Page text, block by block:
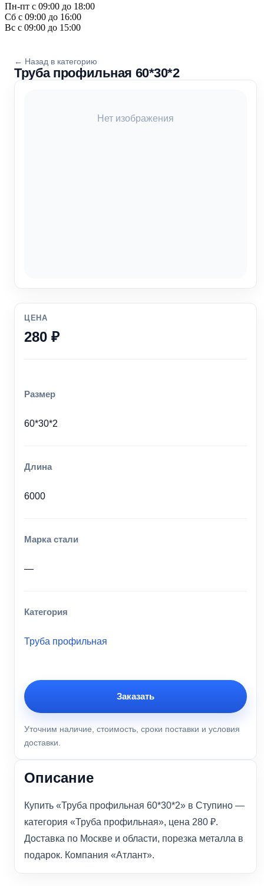
Пн-пт с 09:00 до 18:00
Сб с 09:00 до 16:00
Вс с 09:00 до 15:00
← Назад в категорию
Труба профильная 60*30*2
Нет изображения
ЦЕНА
280 ₽
Размер
60*30*2
Длина
6000
Марка стали
—
Категория
Труба профильная
Заказать
Уточним наличие, стоимость, сроки поставки и условия
доставки.
Описание
Купить «Труба профильная 60*30*2» в Ступино —
категория «Труба профильная», цена 280 ₽.
Доставка по Москве и области, порезка металла в
подарок. Компания «Атлант».